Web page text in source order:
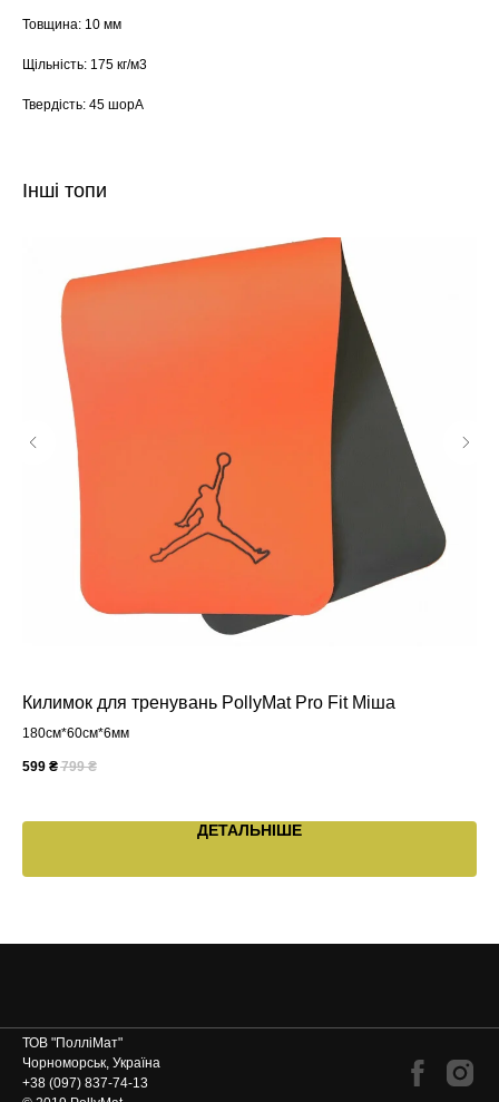
Товщина: 10 мм
Щільність: 175 кг/м3
Твердість: 45 шорА
Інші топи
Килимок для тренувань PollyMat Pro Fit Міша
180см*60см*6мм
599 ₴ 799 ₴
ДЕТАЛЬНІШЕ
ТОВ "ПолліМат"
Чорноморськ, Україна
+38 (097) 837-74-13